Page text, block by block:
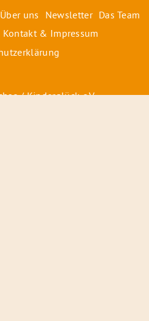
Über uns Newsletter Das Team
Kontakt & Impressum
/ Kinderglück e.V.